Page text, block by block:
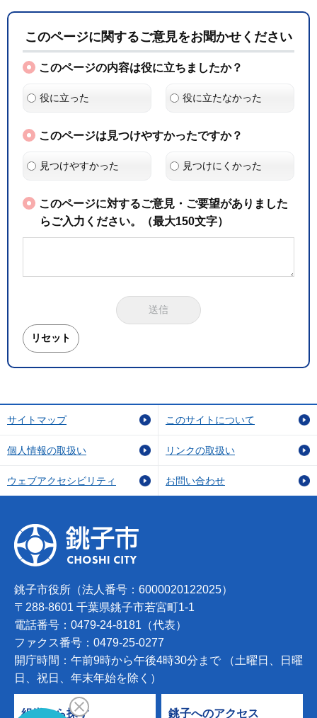
このページに関するご意見をお聞かせください
このページの内容は役に立ちましたか？
役に立った 役に立たなかった
このページは見つけやすかったですか？
見つけやすかった 見つけにくかった
このページに対するご意見・ご要望がありました
らご入力ください。（最大150文字）
サイトマップ このサイトについて
個人情報の取扱い リンクの取扱い
ウェブアクセシビリティ お問い合わせ
銚子市役所（法人番号：6000020122025）
〒288-8601 千葉県銚子市若宮町1-1
電話番号：0479-24-8181（代表）
ファクス番号：0479-25-0277
開庁時間：午前9時から午後4時30分まで （土曜日、日曜
日、祝日、年末年始を除く）
組織から探す 銚子へのアクセス